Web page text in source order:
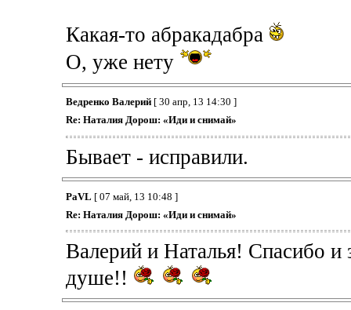
Какая-то абракадабра
О, уже нету
Ведренко Валерий[ 30 апр, 13 14:30 ]
Re: Наталия Дорош: «Иди и снимай»
Бывает - исправили.
PaVL [ 07 май, 13 10:48 ]
Re: Наталия Дорош: «Иди и снимай»
Валерий и Наталья!
душе!!